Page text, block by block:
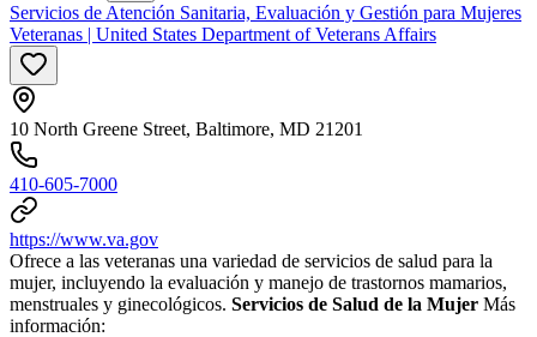
Servicios de Atención Sanitaria, Evaluación y Gestión para Mujeres
Veteranas | United States Department of Veterans Affairs
10 North Greene Street, Baltimore, MD 21201
410-605-7000
https://www.va.gov
Ofrece a las veteranas una variedad de servicios de salud para la
mujer, incluyendo la evaluación y manejo de trastornos mamarios,
menstruales y ginecológicos. Servicios de Salud de la Mujer Más
información: